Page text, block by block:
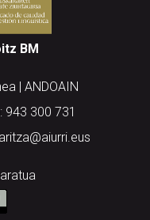
BM
| ANDOAIN
943 300 731